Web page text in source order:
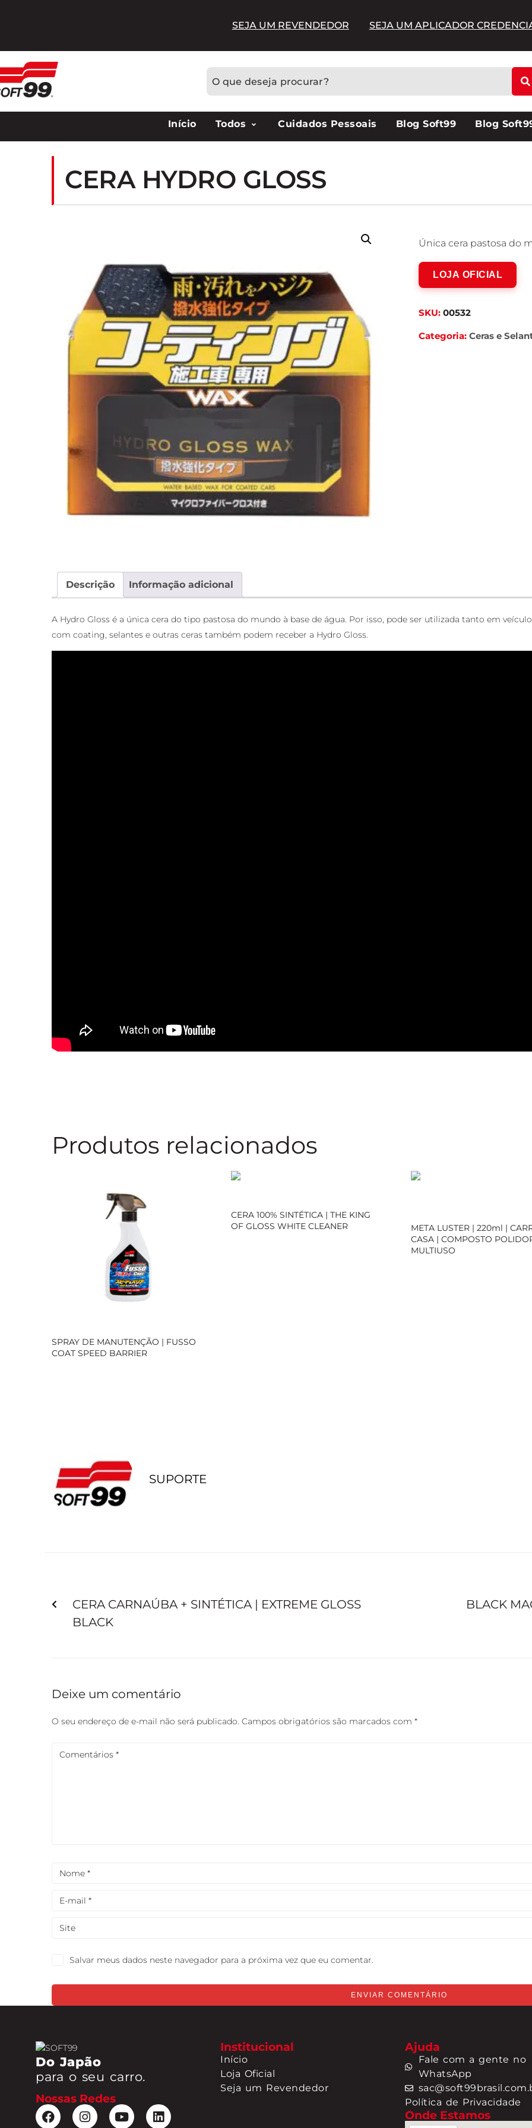
SEJA UM REVENDEDOR SEJA UM APLICADOR
Início Todos Cuidados Pessoais Blog Soft99 Blog
CERA HYDRO GLOSS
Única cera pastosa do
LOJA OFICIAL
SKU:00532
Categoria:Ceras e
Descrição Informação adicional
A Hydro Gloss é a única cera do tipo pastosa do mundo à base de água. Por isso, pode ser utilizada tanto em
com coating, selantes e outras ceras também podem receber a Hydro Gloss.
Produtos relacionados
SPRAY DE MANUTENÇÃO | FUSSO
COAT SPEED BARRIER
CERA 100% SINTÉTICA | THE KING
OF GLOSS WHITE CLEANER
META LUSTER | 220ml |
CASA | COMPOSTO
MULTIUSO
SUPORTE
CERA CARNAÚBA + SINTÉTICA | EXTREME GLOSS
BLACK
BLACK
Deixe um comentário
O seu endereço de e-mail não será publicado. Campos obrigatórios são marcados com *
Salvar meus dados neste navegador para a próxima vez que eu comentar.
Do Japão
para o seu carro.
Nossas Redes
Institucional
Início
Loja Oficial
Seja um Revendedor
Ajuda
Fale com a gente no
WhatsApp
Política de Privacidade
Onde Estamos